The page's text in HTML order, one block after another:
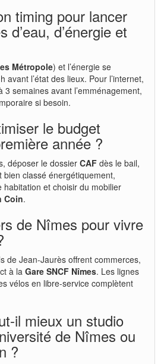
timing pour lancer
d’eau, d’énergie et
Métropole) et l’énergie se
avant l’état des lieux. Pour l’internet,
semaines avant l’emménagement,
si besoin.
le budget
année ?
déposer le dossier CAF dès le bail,
classé énergétiquement,
habitation et choisir du mobilier
Coin.
de Nîmes pour vivre
de Jean-Jaurès offrent commerces,
à la Gare SNCF Nîmes. Les lignes
vélos en libre-service complètent
il mieux un studio
de Nîmes ou
?